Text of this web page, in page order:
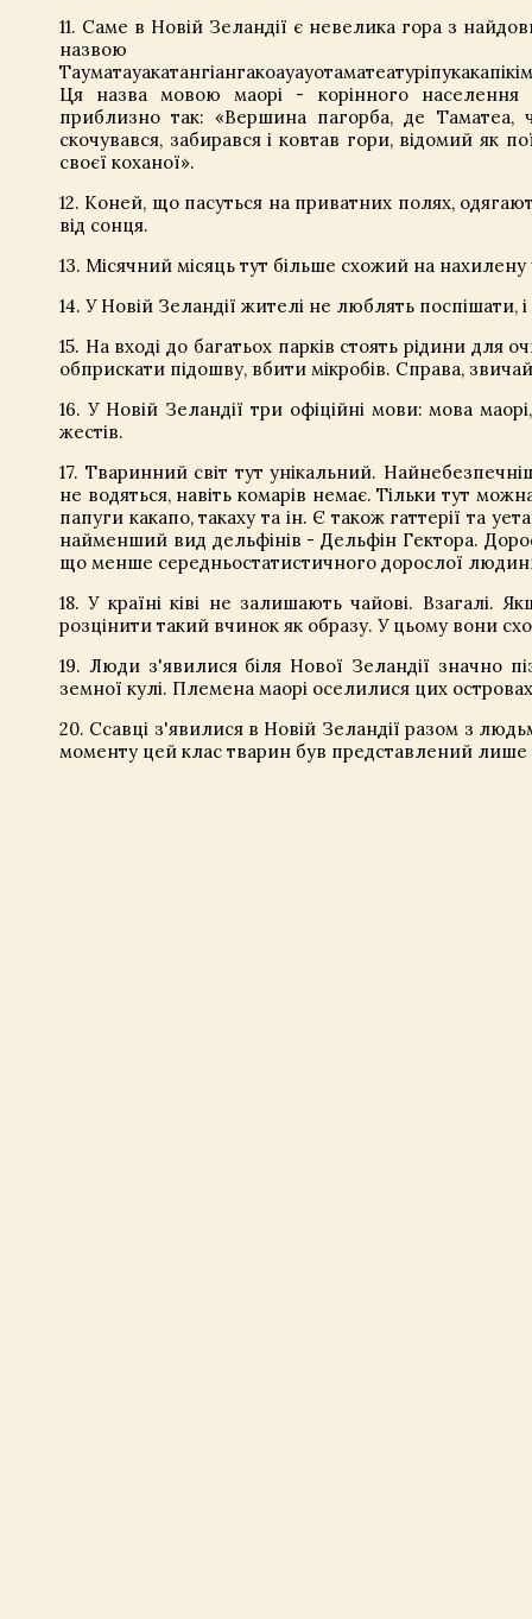
11. Саме в Новій Зеландії є невелика гора з
Ця назва мовою маорі - корінного населення
приблизно так: «Вершина пагорба, де Таматеа,
скочувався, забирався і ковтав гори, відомий як
своєї коханої».
12. Коней, що пасуться на приватних полях,
від сонця.
13. Місячний місяць тут більше схожий на
14. У Новій Зеландії жителі не люблять поспішати,
15. На вході до багатьох парків стоять рідини для
обприскати підошву, вбити мікробів. Справа,
16. У Новій Зеландії три офіційні мови: мова
жестів.
17. Тваринний світ тут унікальний.
не водяться, навіть комарів немає. Тільки тут
папуги какапо, такаху та ін. Є також гаттерії та
найменший вид дельфінів - Дельфін Гектора.
що менше середньостатистичного дорослої
18. У країні ківі не залишають чайові. Взагалі.
розцінити такий вчинок як образу. У цьому вони
19. Люди з'явилися біля Нової Зеландії значно
земної кулі. Племена маорі оселилися цих
20. Ссавці з'явилися в Новій Зеландії разом з
моменту цей клас тварин був представлений лише